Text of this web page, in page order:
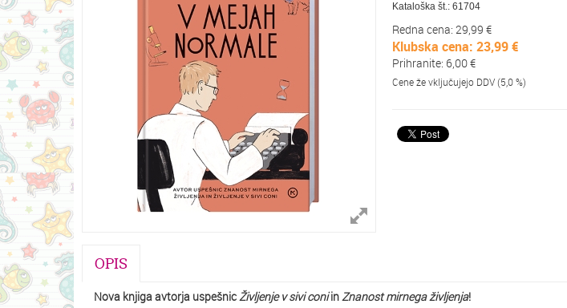
Kataloška št.:61704
Redna cena: 29,99 €
Klubska cena: 23,99 €
Prihranite: 6,00 €
Cene že vključujejo DDV (5,0 %)
OPIS
Nova knjiga avtorja uspešnicŽivljenje v sivi coniinZnanost mirnega življenja!